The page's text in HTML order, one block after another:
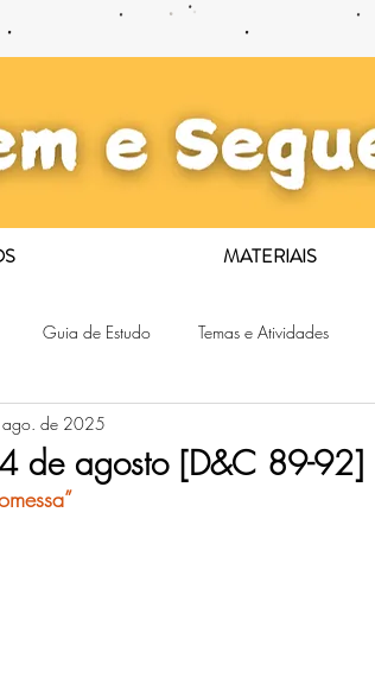
MATERIAIS
Guia de Estudo Temas e Atividades
de agosto [D&C 89-92]
de 2025